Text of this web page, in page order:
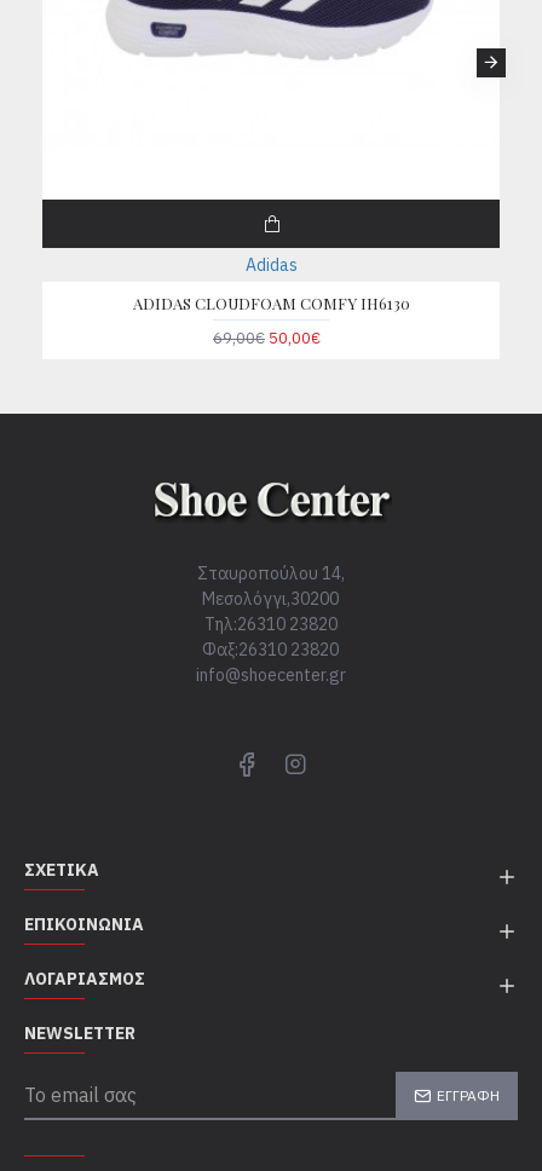
Adidas
ADIDAS CLOUDFOAM COMFY IH6130
69,00€ 50,00€
Σταυροπούλου 14,
Μεσολόγγι,30200
Τηλ:26310 23820
Φαξ:26310 23820
info@shoecenter.gr
ΣΧΕΤΙΚΆ
ΕΠΙΚΟΙΝΩΝΊΑ
ΛΟΓΑΡΙΑΣΜΌΣ
NEWSLETTER
ΕΓΓΡΑΦΉ